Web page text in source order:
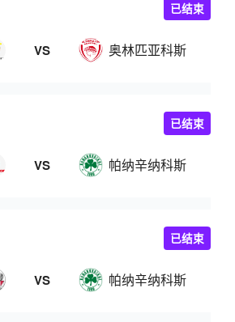
VS 奥林匹亚科斯
已结束
VS 帕纳辛纳科斯
已结束
VS 帕纳辛纳科斯
已结束